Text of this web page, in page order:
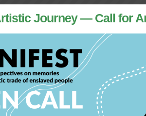
Journey — Call for